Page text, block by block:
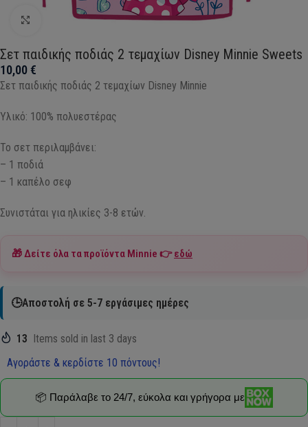
Click to enlarge
Σετ παιδικής ποδιάς 2 τεμαχίων Disney Minnie Sweets
10,00€
Σετ παιδικής ποδιάς 2 τεμαχίων Disney Minnie
Υλικό: 100% πολυεστέρας
Το σετ περιλαμβάνει:
– 1 ποδιά
– 1 καπέλο σεφ
Συνιστάται για ηλικίες 3-8 ετών.
🎁 Δείτε όλα τα προϊόντα Minnie 👉εδώ
🕒Αποστολή σε 5-7 εργάσιμες ημέρες
13 Items sold in last 3 days
Αγοράστε & κερδίστε 10 πόντους!
📦 Παράλαβε το 24/7, εύκολα και γρήγορα με